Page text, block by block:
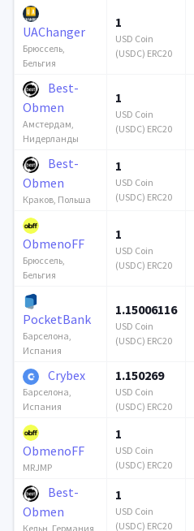
UAChanger
Брюссель,
Бельгия
1
USD Coin
(USDC) ERC20
Best-
Obmen
Амстердам,
Нидерланды
1
USD Coin
(USDC) ERC20
Best-
Obmen
Краков, Польша
1
USD Coin
(USDC) ERC20
ObmenoFF
Брюссель,
Бельгия
1
USD Coin
(USDC) ERC20
PocketBank
Барселона,
Испания
1.15006116
USD Coin
(USDC) ERC20
Crybex
Барселона,
Испания
1.150269
USD Coin
(USDC) ERC20
ObmenoFF
MRJMP
1
USD Coin
(USDC) ERC20
Best-
Obmen
Кельн, Германия
1
USD Coin
(USDC) ERC20